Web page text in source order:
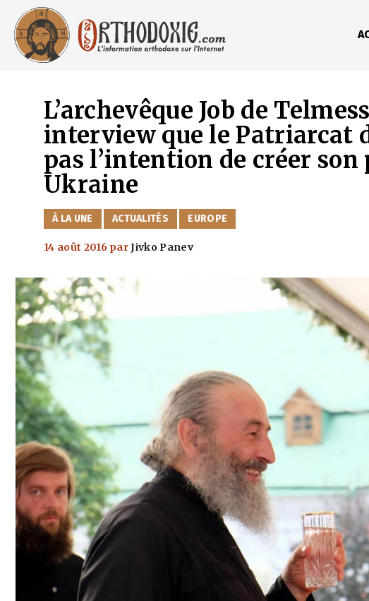
contenu
L’archevêque Job de
interview que le Patriarcat
pas l’intention de créer
Ukraine
CATÉGORIES
À LA UNE ACTUALITÉS EUROPE
14 août 2016 parJivko Panev